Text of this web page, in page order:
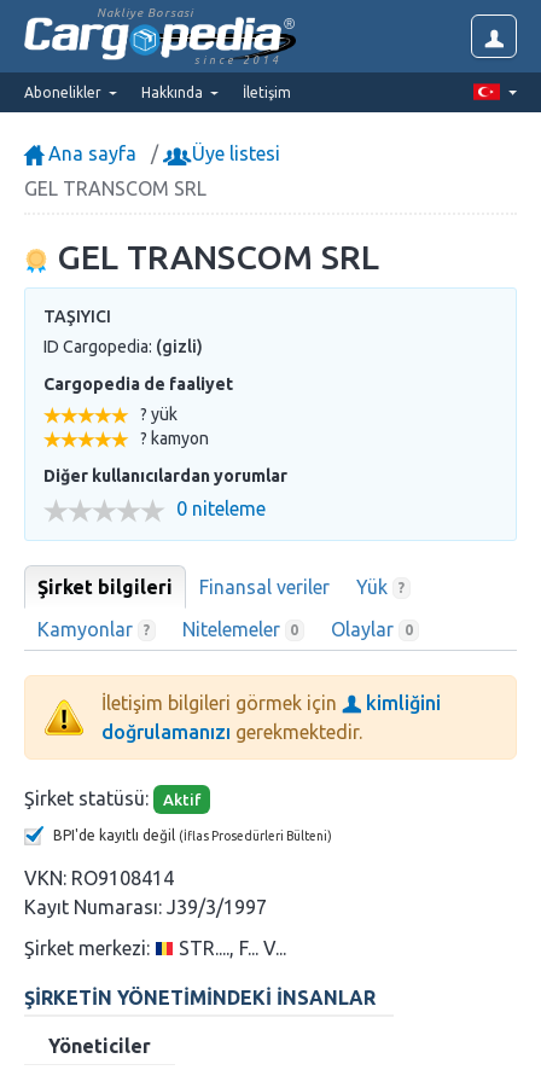
Nakliye Borsasi
since 2014
Abonelikler Hakkında İletişim
Ana sayfa
Üye listesi
GEL TRANSCOM SRL
GEL TRANSCOM SRL
TAŞIYICI
ID Cargopedia: (gizli)
Cargopedia de faaliyet
? yük
? kamyon
Diğer kullanıcılardan yorumlar
0 niteleme
Şirket bilgileri Finansal veriler Yük ?
Kamyonlar ? Nitelemeler 0 Olaylar 0
İletişim bilgileri görmek için
kimliğini
doğrulamanızı gerekmektedir.
Şirket statüsü: Aktif
BPI'de kayıtlı değil (İflas Prosedürleri Bülteni)
VKN: RO9108414
Kayıt Numarası: J39/3/1997
Şirket merkezi:
STR...., F... V...
ŞIRKETIN YÖNETIMINDEKI INSANLAR
Yöneticiler